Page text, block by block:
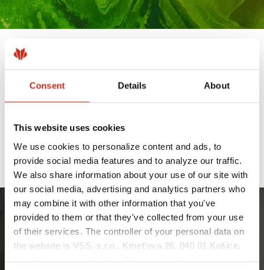
Consent Details About
This website uses cookies
We use cookies to personalize content and ads, to
provide social media features and to analyze our traffic.
We also share information about your use of our site with
our social media, advertising and analytics partners who
may combine it with other information that you've
provided to them or that they've collected from your use
of their services. The controller of your personal data on
the website is VSS, s.r.o., Kmet'ova 26, 040 01 Košice,
POVLAKOVANÉ VÝROBKY UTK JSOU
OCELI XCARB®
PŘEČTĚTE SI VÍCE